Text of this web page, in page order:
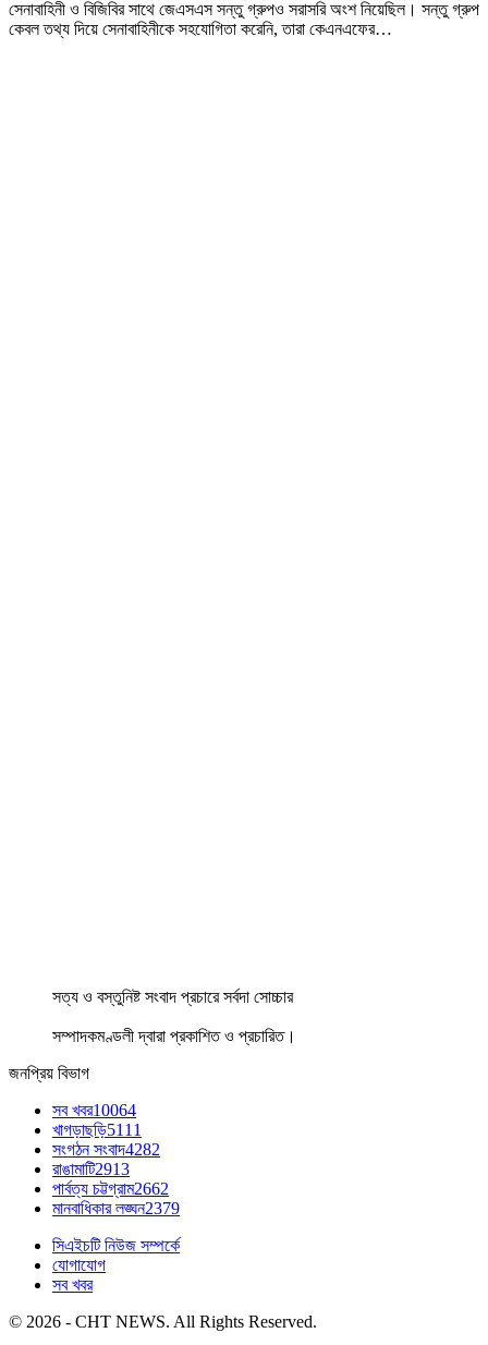
সেনাবাহিনী ও বিজিবির সাথে জেএসএস সন্তু গ্রুপও সরাসরি অংশ নিয়েছিল। সন্তু গ্রুপ
কেবল তথ্য দিয়ে সেনাবাহিনীকে সহযোগিতা করেনি, তারা কেএনএফের…
সত্য ও বস্তুনিষ্ট সংবাদ প্রচারে সর্বদা সোচ্চার
সম্পাদকমণ্ডলী দ্বারা প্রকাশিত ও প্রচারিত।
জনপ্রিয় বিভাগ
সব খবর10064
খাগড়াছড়ি5111
সংগঠন সংবাদ4282
রাঙামাটি2913
পার্বত্য চট্টগ্রাম2662
মানবাধিকার লঙ্ঘন2379
সিএইচটি নিউজ সম্পর্কে
যোগাযোগ
সব খবর
© 2026 - CHT NEWS. All Rights Reserved.